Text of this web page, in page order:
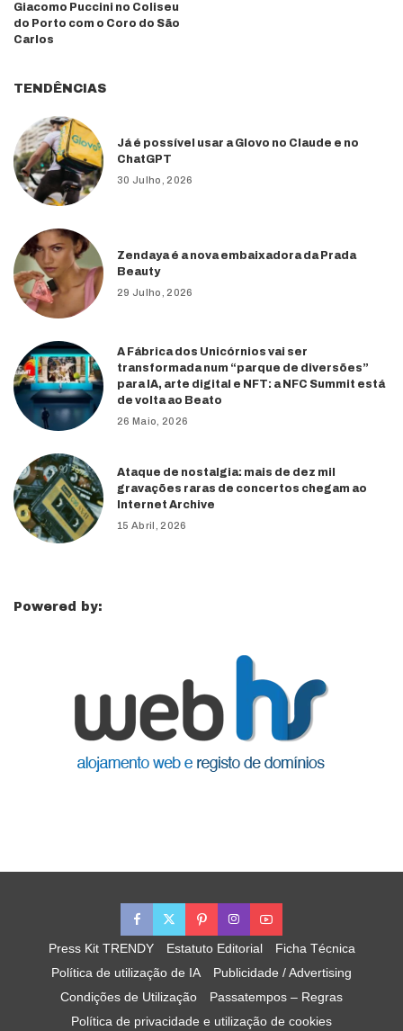
Giacomo Puccini no Coliseu
do Porto com o Coro do São
Carlos
TENDÊNCIAS
Já é possível usar a Glovo no Claude e no
ChatGPT
30 Julho, 2026
Zendaya é a nova embaixadora da Prada
Beauty
29 Julho, 2026
A Fábrica dos Unicórnios vai ser
transformada num “parque de diversões”
para IA, arte digital e NFT: a NFC Summit está
de volta ao Beato
26 Maio, 2026
Ataque de nostalgia: mais de dez mil
gravações raras de concertos chegam ao
Internet Archive
15 Abril, 2026
Powered by:
Press Kit TRENDY Estatuto Editorial
Ficha Técnica
Política de utilização de IA
Publicidade / Advertising
Condições de Utilização
Passatempos – Regras
Política de privacidade e utilização de cookies